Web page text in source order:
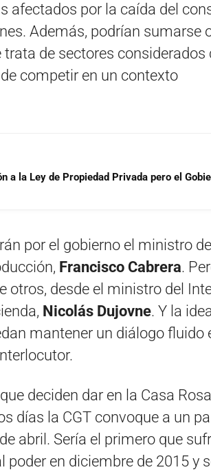
afectados por la caída del
Además, podrían sumarse
de sectores considerados
competir en un contexto
a la Ley de Propiedad Privada pero el
por el gobierno el ministro de
Francisco Cabrera.
desde el ministro del
Nicolás Dujovne. Y la
mantener un diálogo fluido
deciden dar en la Casa
días la CGT convoque a un
abril. Sería el primero que
en diciembre de 2015 y